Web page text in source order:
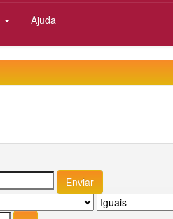
Ajuda